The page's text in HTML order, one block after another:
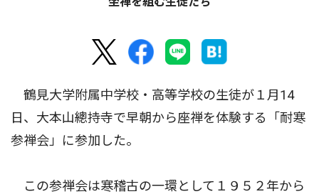
鶴見大学附属中学校・高等学校の生徒が１月14
日、大本山總持寺で早朝から座禅を体験する「耐寒
参禅会」に参加した。
この参禅会は寒稽古の一環として１９５２年から